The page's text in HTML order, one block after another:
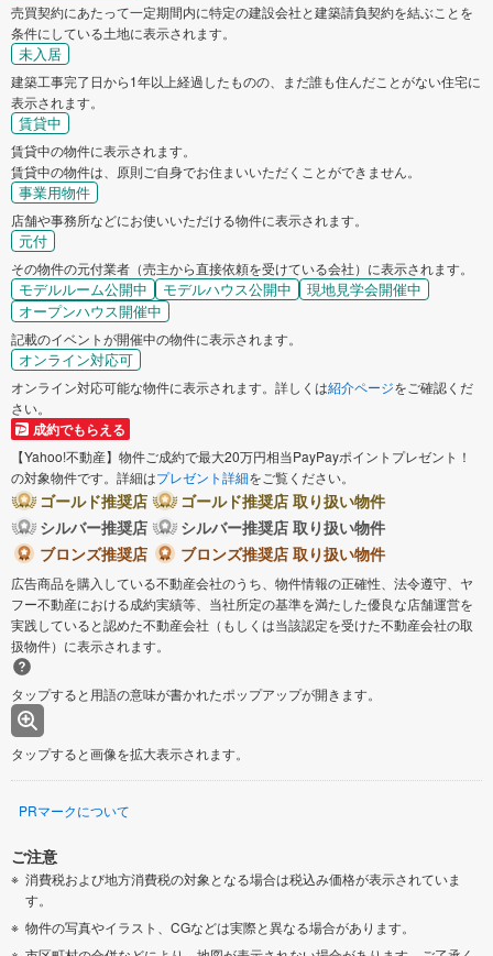
売買契約にあたって一定期間内に特定の建設会社と建築請負契約を結ぶことを
条件にしている土地に表示されます。
未入居
建築工事完了日から1年以上経過したものの、まだ誰も住んだことがない住宅に
表示されます。
賃貸中
賃貸中の物件に表示されます。
賃貸中の物件は、原則ご自身でお住まいいただくことができません。
事業用物件
店舗や事務所などにお使いいただける物件に表示されます。
元付
その物件の元付業者（売主から直接依頼を受けている会社）に表示されます。
モデルルーム公開中 モデルハウス公開中
現地見学会開催中
オープンハウス開催中
記載のイベントが開催中の物件に表示されます。
オンライン対応可
オンライン対応可能な物件に表示されます。詳しくは紹介ページをご確認くだ
さい。
成約でもらえる
【Yahoo!不動産】物件ご成約で最大20万円相当PayPayポイントプレゼント！
の対象物件です。詳細はプレゼント詳細をご覧ください。
ゴールド推奨店
ゴールド推奨店 取り扱い物件
シルバー推奨店
シルバー推奨店 取り扱い物件
ブロンズ推奨店
ブロンズ推奨店 取り扱い物件
広告商品を購入している不動産会社のうち、物件情報の正確性、法令遵守、ヤ
フー不動産における成約実績等、当社所定の基準を満たした優良な店舗運営を
実践していると認めた不動産会社（もしくは当該認定を受けた不動産会社の取
扱物件）に表示されます。
タップすると用語の意味が書かれたポップアップが開きます。
タップすると画像を拡大表示されます。
PRマークについて
ご注意
消費税および地方消費税の対象となる場合は税込み価格が表示されていま
す。
物件の写真やイラスト、CGなどは実際と異なる場合があります。